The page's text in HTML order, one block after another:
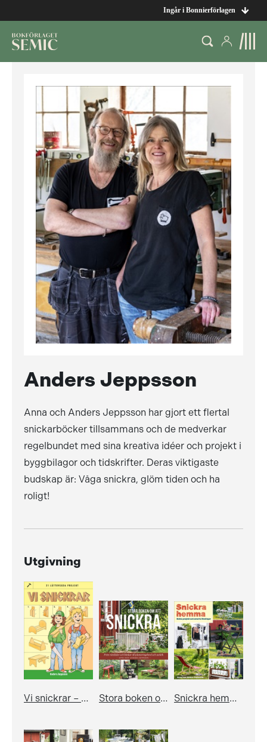
Ingår i Bonnierförlagen
Anders Jeppsson
Anna och Anders Jeppsson har gjort ett flertal
snickarböcker tillsammans och de medverkar
regelbundet med sina kreativa idéer och projekt i
byggbilagor och tidskrifter. Deras viktigaste
budskap är: Våga snickra, glöm tiden och ha
roligt!
Utgivning
Vi snickrar – 21 lättbyggda projekt Stora boken om att snickra Snickra hemma